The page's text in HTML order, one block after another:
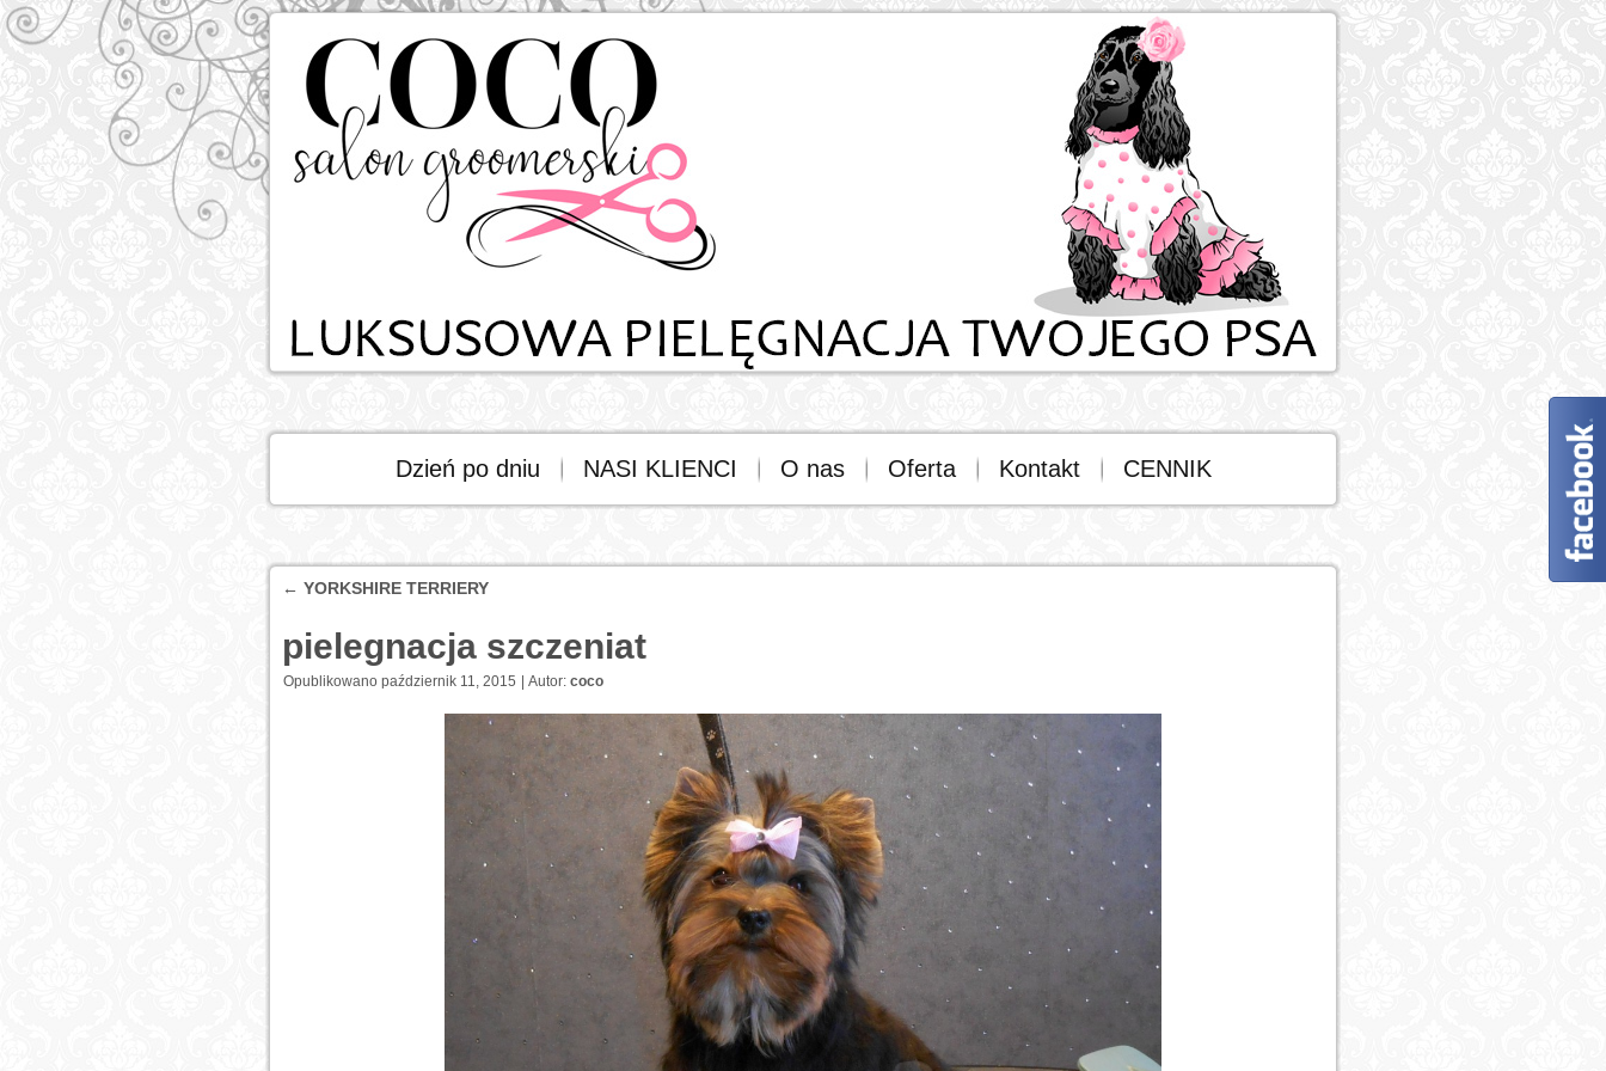
Dzień po dniu NASI KLIENCI O nas Oferta Kontakt CENNIK
← YORKSHIRE TERRIERY
pielegnacja szczeniat
Opublikowano październik 11, 2015 Autor: coco